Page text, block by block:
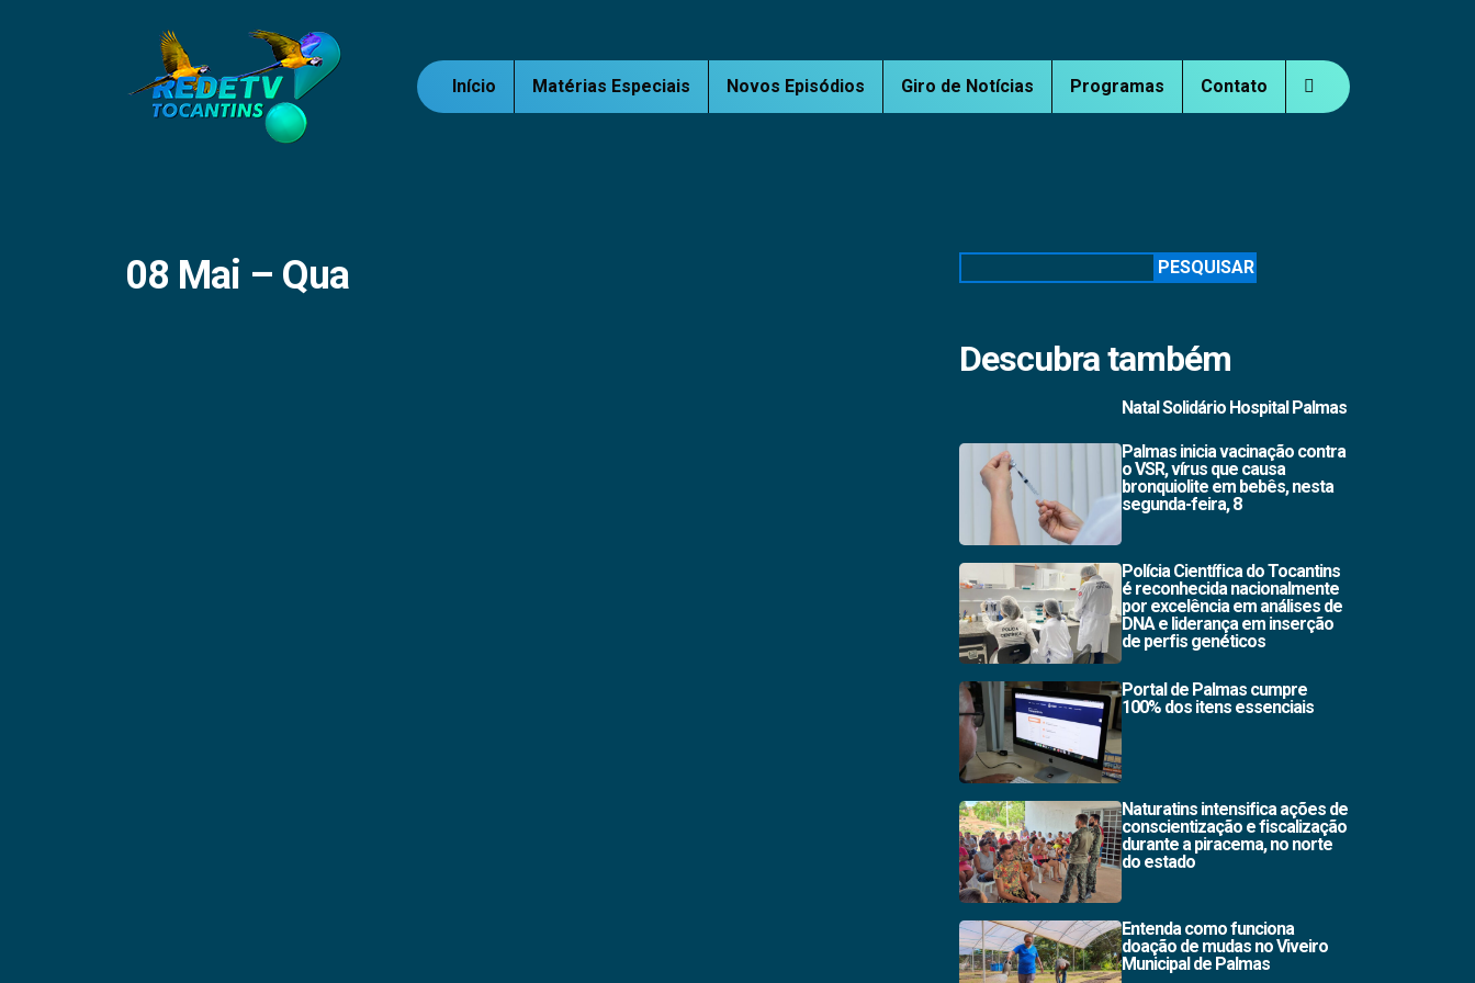
Início Matérias Especiais Novos Episódios Giro de Notícias Programas Contato
08 Mai – Qua PESQUISAR
Descubra também
Natal Solidário Hospital Palmas
Palmas inicia vacinação contra
o VSR, vírus que causa
bronquiolite em bebês, nesta
segunda-feira, 8
Polícia Científica do Tocantins
é reconhecida nacionalmente
por excelência em análises de
DNA e liderança em inserção
de perfis genéticos
Portal de Palmas cumpre
100% dos itens essenciais
Naturatins intensifica ações de
conscientização e fiscalização
durante a piracema, no norte
do estado
Entenda como funciona
doação de mudas no Viveiro
Municipal de Palmas